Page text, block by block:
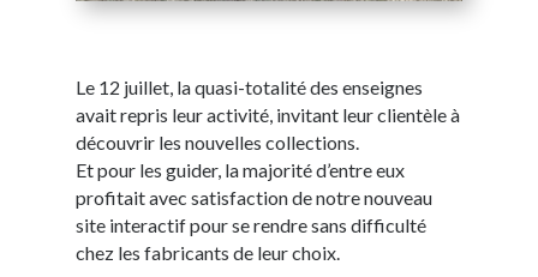
Le 12 juillet, la quasi-totalité des enseignes
avait repris leur activité, invitant leur clientèle à
découvrir les nouvelles collections.
Et pour les guider, la majorité d’entre eux
profitait avec satisfaction de notre nouveau
site interactif pour se rendre sans difficulté
chez les fabricants de leur choix.